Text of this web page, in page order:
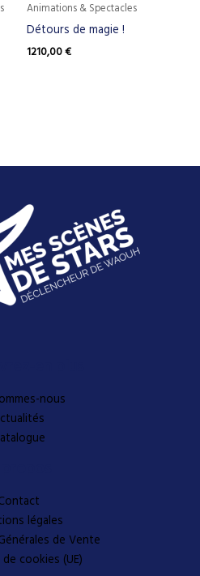
Animations & Spectacles
Détours de magie !
1210,00€
nous
légales
de Vente
cookies (UE)